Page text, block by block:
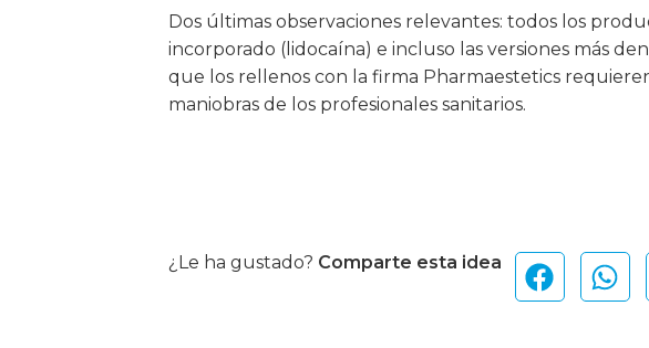
Dos últimas observaciones relevantes: todos los
incorporado (lidocaína) e incluso las versiones más
que los rellenos con la firma Pharmaestetics
maniobras de los profesionales sanitarios.
¿Le ha gustado? Comparte esta idea